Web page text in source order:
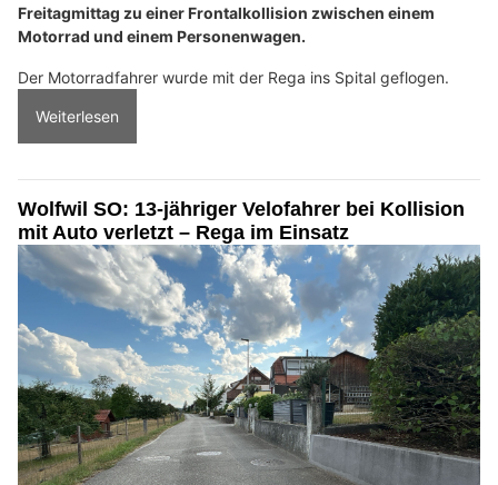
Freitagmittag zu einer Frontalkollision zwischen einem
Motorrad und einem Personenwagen.
Der Motorradfahrer wurde mit der Rega ins Spital geflogen.
Weiterlesen
Wolfwil SO: 13-jähriger Velofahrer bei Kollision
mit Auto verletzt – Rega im Einsatz